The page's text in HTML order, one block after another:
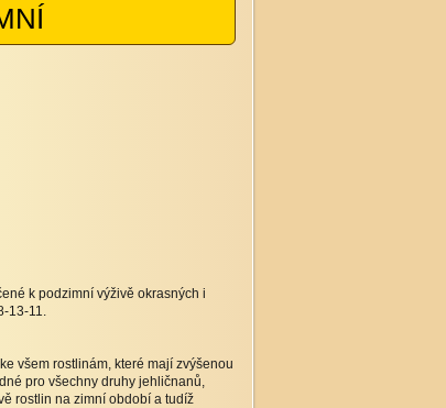
k podzimní výživě okrasných i
13-11.
všem rostlinám, které mají zvýšenou
pro všechny druhy jehličnanů,
rostlin na zimní období a tudíž